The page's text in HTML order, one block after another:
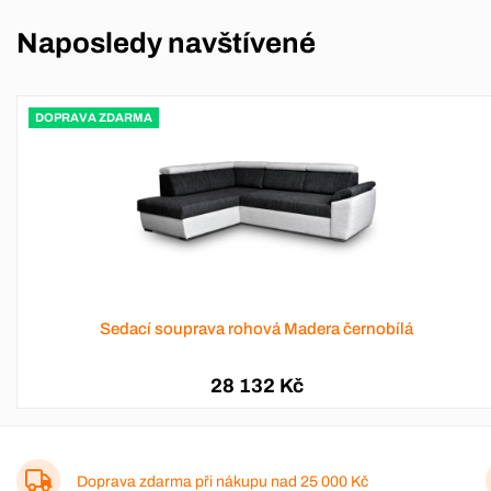
Naposledy navštívené
DOPRAVA ZDARMA
Sedací souprava rohová Madera černobílá
28 132 Kč
Doprava zdarma při nákupu nad 25 000 Kč